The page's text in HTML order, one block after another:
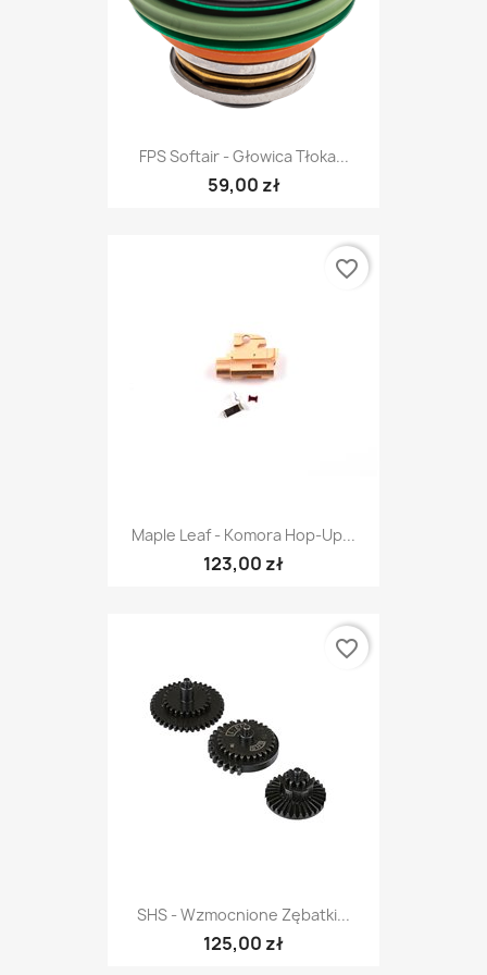
FPS Softair - Głowica Tłoka...
59,00 zł
Maple Leaf - Komora Hop-Up...
123,00 zł
favorite_border
SHS - Wzmocnione Zębatki...
125,00 zł
favorite_border